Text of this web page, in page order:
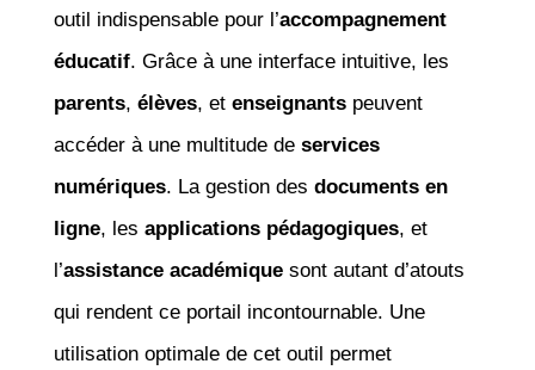
outil indispensable pour l’accompagnement
éducatif. Grâce à une interface intuitive, les
parents, élèves, et enseignantspeuvent
accéder à une multitude de services
numériques. La gestion des documents en
ligne, les applications pédagogiques, et
l’assistance académiquesont autant d’atouts
qui rendent ce portail incontournable. Une
utilisation optimale de cet outil permet